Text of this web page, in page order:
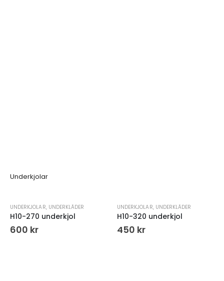
Underkjolar
UNDERKJOLAR, UNDERKLÄDER
H10-270 underkjol
600 kr
UNDERKJOLAR, UNDERKLÄDER
H10-320 underkjol
450 kr